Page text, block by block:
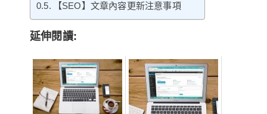
【SEO】文章內容更新注意事項
延伸閱讀: